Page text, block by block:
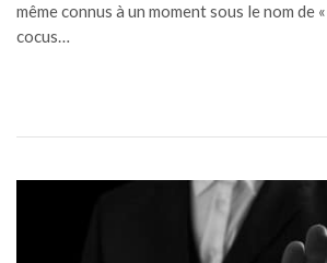
même connus à un moment sous le nom de
cocus…